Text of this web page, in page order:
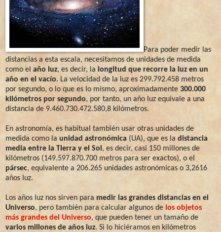
Para poder medir las
distancias a esta escala, necesitamos de unidades de medida
como el año luz, es decir, la longitud que recorre la luz en un
año en el vacío. La velocidad de la luz es 299.792.458 metros
por segundo, o lo que es lo mismo, aproximadamente 300.000
kilómetros por segundo, por tanto, un año luz equivale a una
distancia de 9.460.730.472.580,8 kilómetros.
En astronomía, es habitual también usar otras unidades de
medida como la unidad astronómica (UA), que es la distancia
media entre la Tierra y el Sol , es decir, casi 150 millones de
kilómetros (149.597.870.700 metros para ser exactos), o el
pársec, equivalente a 206.265 unidades astronómicas o 3,2616
años luz.
Los años luz nos sirven para medir las grandes distancias en el
Universo, pero también para calcular algunos de los objetos
más grandes del Universo, que pueden tener un tamaño de
varios millones de años luz. Si lo hiciéramos en kilómetros